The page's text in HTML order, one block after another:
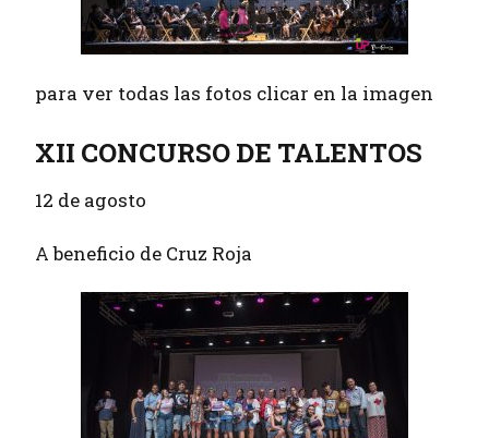
para ver todas las fotos clicar en la imagen
XII CONCURSO DE TALENTOS
12 de agosto
A beneficio de Cruz Roja